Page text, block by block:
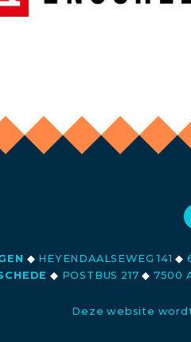
◆ HEYENDAALSEWEG 141◆
◆ POSTBUS 217◆ 7500
Deze website